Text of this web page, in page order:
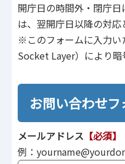
開庁日の時間外・閉庁
は、翌開庁日以降の対応
※このフォームに入力い
Socket Layer）により暗
お問い合わせフ
メールアドレス 【必須】
例：